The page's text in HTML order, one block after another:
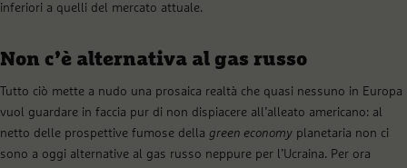
inferiori a quelli del mercato attuale.
Non c’è alternativa al gas russo
Tutto ciò mette a nudo una prosaica realtà che quasi nessuno in Europa
vuol guardare in faccia pur di non dispiacere all’alleato americano: al
netto delle prospettive fumose della green economy planetaria non ci
sono a oggi alternative al gas russo neppure per l’Ucraina. Per ora